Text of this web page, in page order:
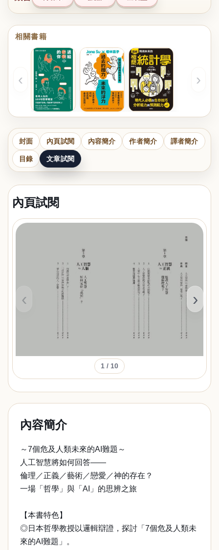
相關書籍
‹ ›
封面 內頁試閱 內容簡介 作者簡介 譯者簡介
目錄 文章試閱
內頁試閱
‹ ›
1 / 10
內容簡介
～7個危及人類未來的AI難題～
人工智慧將如何回答——
倫理／正義／藝術／戀愛／神的存在？
一場「哲學」與「AI」的思辨之旅
【本書特色】
◎日本哲學教授以邏輯辯證，探討「7個危及人類未
來的AI難題」。